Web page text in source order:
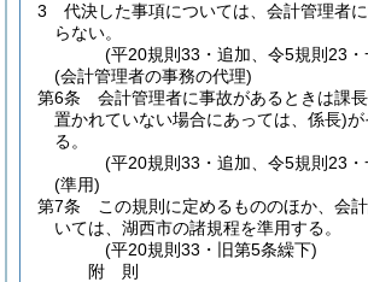
3
代決した事項については、会計管理者
らない。
(平20規則33・追加、令5規則23・
(会計管理者の事務の代理)
第6条
会計管理者に事故があるときは課
置かれていない場合にあっては、係長)が
る。
(平20規則33・追加、令5規則23・
(準用)
第7条
この規則に定めるもののほか、会
いては、湖西市の諸規程を準用する。
(平20規則33・旧第5条繰下)
附 則